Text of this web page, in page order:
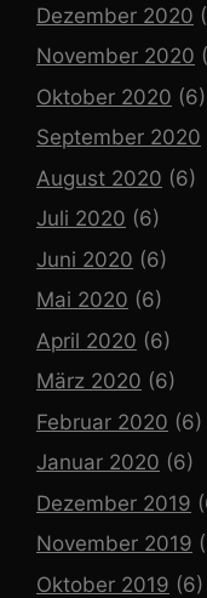
Dezember 2020
November 2020
Oktober 2020 (6)
September 2020
August 2020 (6)
Juli 2020 (6)
Juni 2020 (6)
Mai 2020 (6)
April 2020 (6)
März 2020 (6)
Februar 2020 (6)
Januar 2020 (6)
Dezember 2019
November 2019
Oktober 2019 (6)